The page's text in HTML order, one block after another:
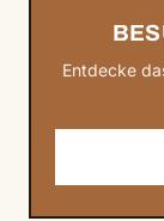
Entdecke